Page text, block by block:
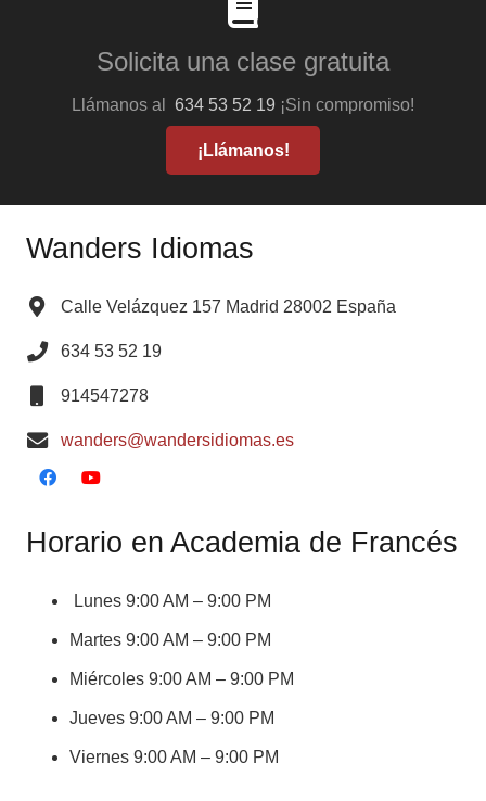
Solicita una clase gratuita
Llámanos al 634 53 52 19 ¡Sin compromiso!
¡Llámanos!
Wanders Idiomas
Calle Velázquez 157 Madrid 28002 España
634 53 52 19
914547278
wanders@wandersidiomas.es
Horario en Academia de Francés
Lunes 9:00 AM – 9:00 PM
Martes 9:00 AM – 9:00 PM
Miércoles 9:00 AM – 9:00 PM
Jueves 9:00 AM – 9:00 PM
Viernes 9:00 AM – 9:00 PM